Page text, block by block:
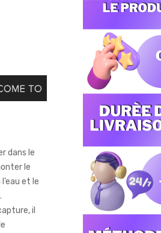
dans le
le
et le
il